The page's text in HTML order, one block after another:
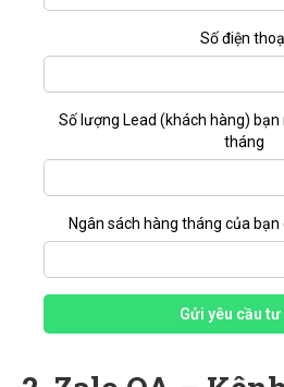
Số lượng Lead (khách hàng)
tháng
Ngân sách hàng tháng của
Số điện
Gửi yêu cầu tư